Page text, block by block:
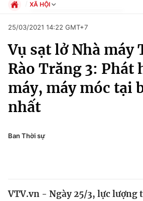
Chuyên mục
Chính trị
Xã hội
Pháp luật
Thế giới
XÃ HỘI
Xã hội
Pháp luật
Kinh tế
Thể thao
Truyền hình
Văn hóa - Giải trí
Y tế
Công nghệ
25/03/2021 14:22 GMT+7
Vụ sạt lở Nhà máy
Rào Trăng 3: Phát
máy, máy móc tại
nhất
Ban Thời sự
VTV.vn - Ngày 25/3, lực lượng